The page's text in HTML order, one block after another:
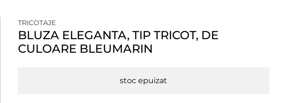
TRICOTAJE
BLUZA ELEGANTA, TIP TRICOT, DE
CULOARE BLEUMARIN
stoc epuizat